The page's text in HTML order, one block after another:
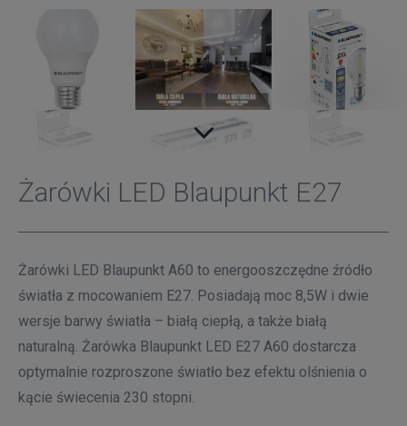
Żarówki LED Blaupunkt E27
Żarówki LED Blaupunkt A60 to energooszczędne źródło
światła z mocowaniem E27. Posiadają moc 8,5W i dwie
wersje barwy światła – białą ciepłą, a także białą
naturalną. Żarówka Blaupunkt LED E27 A60 dostarcza
optymalnie rozproszone światło bez efektu olśnienia o
kącie świecenia 230 stopni.